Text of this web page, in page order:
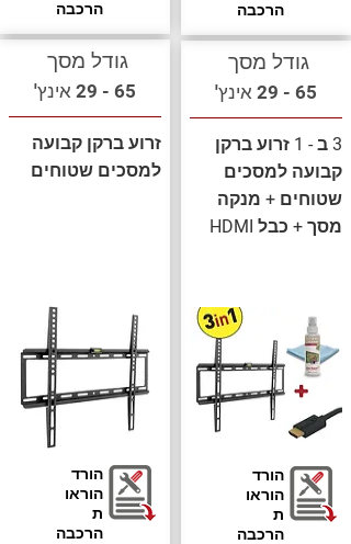
הרכבה
גודל מסך
65 - 29 אינץ'
זרוע ברקן קבועה
למסכים שטוחים
הורד
הוראו
ת
הרכבה
הרכבה
גודל מסך
65 - 29 אינץ'
3 ב - 1 זרוע ברקן
קבועה למסכים
שטוחים + מנקה
מסך + כבל HDMI
הורד
הוראו
ת
הרכבה